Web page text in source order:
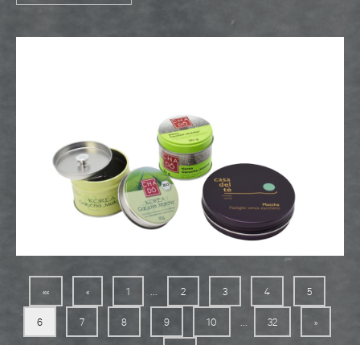
«« « 1 ... 2 3 4 5
6 7 8 9 10 ... 32 »